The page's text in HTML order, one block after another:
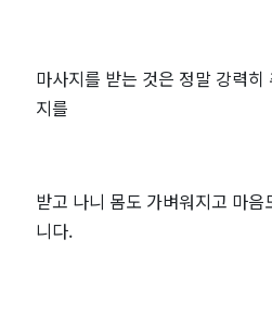
마사지를 받는 것은 정말 강력
지를
받고 나니 몸도 가벼워지고 마
니다.